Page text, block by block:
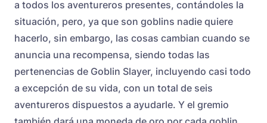
a todos los aventureros presentes, contándoles la
situación, pero, ya que son goblins nadie quiere
hacerlo, sin embargo, las cosas cambian cuando se
anuncia una recompensa, siendo todas las
pertenencias de Goblin Slayer, incluyendo casi todo
a excepción de su vida, con un total de seis
aventureros dispuestos a ayudarle. Y el gremio